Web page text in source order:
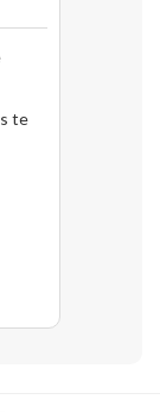
te